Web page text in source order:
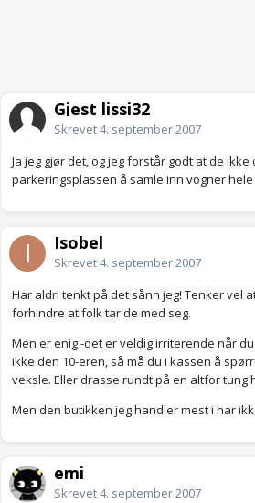
Gjest lissi32
Skrevet4. september 2007
Ja jeg gjør det, og jeg forstår godt at de
parkeringsplassen å samle inn vogner
Isobel
Skrevet4. september 2007
Har aldri tenkt på det sånn jeg! Tenker vel
forhindre at folk tar de med seg.
Men er enig -det er veldig irriterende når
ikke den 10-eren, så må du i kassen å
veksle. Eller drasse rundt på en altfor tung
Men den butikken jeg handler mest i har
emi
Skrevet4. september 2007